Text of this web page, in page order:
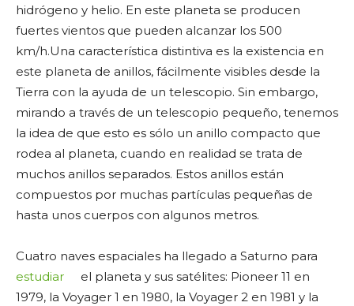
hidrógeno y helio. En este planeta se producen
fuertes vientos que pueden alcanzar los 500
km/h.Una característica distintiva es la existencia en
este planeta de anillos, fácilmente visibles desde la
Tierra con la ayuda de un telescopio. Sin embargo,
mirando a través de un telescopio pequeño, tenemos
la idea de que esto es sólo un anillo compacto que
rodea al planeta, cuando en realidad se trata de
muchos anillos separados. Estos anillos están
compuestos por muchas partículas pequeñas de
hasta unos cuerpos con algunos metros.
Cuatro naves espaciales ha llegado a Saturno para
estudiar
el planeta y sus satélites: Pioneer 11 en
1979, la Voyager 1 en 1980, la Voyager 2 en 1981 y la